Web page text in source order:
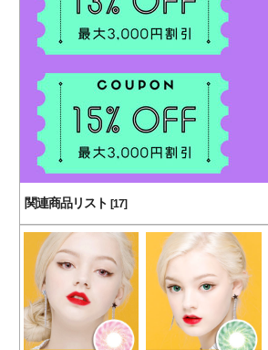
関連商品リスト [17]